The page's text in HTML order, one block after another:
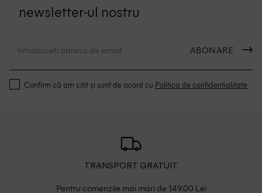
newsletter-ul nostru
ABONARE
Confirm că am citit și sunt de acord cu Politica de confidentialitate
TRANSPORT GRATUIT
Pentru comenzile mai mari de 149.00 Lei